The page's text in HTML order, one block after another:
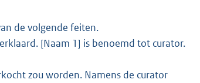
de volgende feiten.
[Naam 1] is benoemd tot curator.
zou worden. Namens de curator